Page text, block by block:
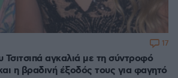
αγκαλιά με τη σύντροφό
η βραδινή έξοδός τους για φαγητό
17